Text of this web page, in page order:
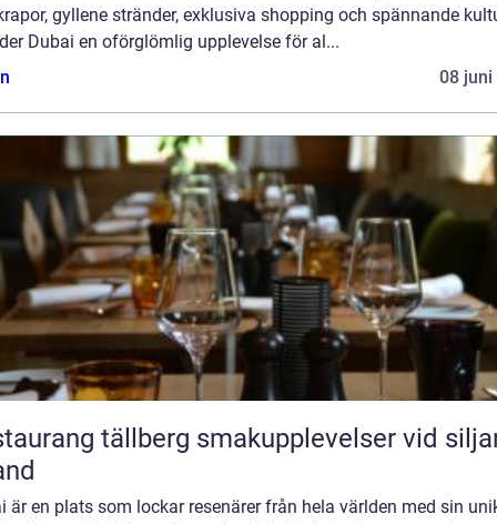
gyllene stränder, exklusiva shopping och spännande
Dubai en oförglömlig upplevelse för al...
08 juni
tällberg smakupplevelser vid siljans
är en plats som lockar resenärer från hela världen med sin